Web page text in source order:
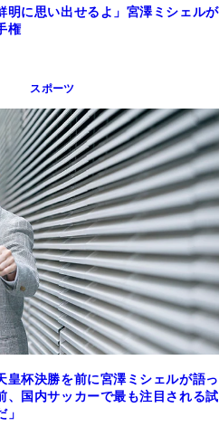
明に思い出せるよ」宮澤ミシェルが
権
スポーツ
皇杯決勝を前に宮澤ミシェルが語っ
、国内サッカーで最も注目される試